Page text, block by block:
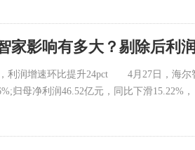
家影响有多大？剔除后利
利润增速环比提升24pct 4月27日，海尔
归母净利润46.52亿元，同比下滑15.22%